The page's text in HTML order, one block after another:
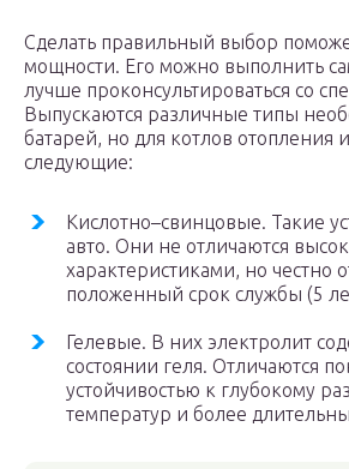
Сделать правильный выбор
мощности. Его можно выполнить
лучше проконсультироваться со
Выпускаются различные типы
батарей, но для котлов отопления
следующие:
Кислотно–свинцовые. Такие
авто. Они не отличаются
характеристиками, но честно
положенный срок службы (5
Гелевые. В них электролит
состоянии геля. Отличаются
устойчивостью к глубокому
температур и более